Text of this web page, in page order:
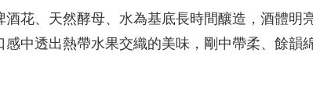
花、天然酵母、水為基底長時間釀造，酒體明
中透出熱帶水果交織的美味，剛中帶柔、餘韻